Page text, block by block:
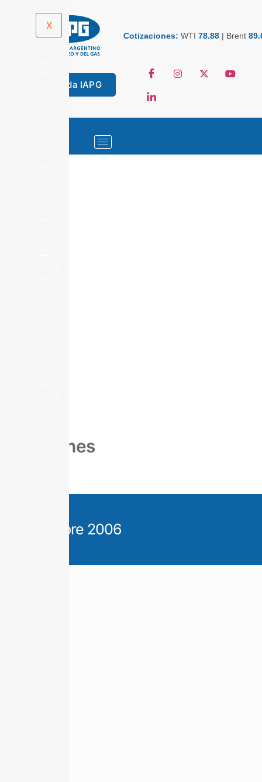
Cotizaciones: WTI 78.88 | Brent
Tienda IAPG
X
Boletines
Diciembre 2006